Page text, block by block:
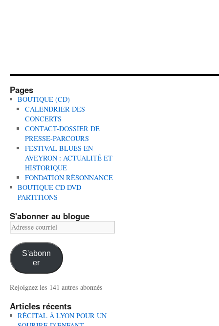
Pages
BOUTIQUE (CD)
CALENDRIER DES
CONCERTS
CONTACT-DOSSIER DE
PRESSE-PARCOURS
FESTIVAL BLUES EN
AVEYRON : ACTUALITÉ ET
HISTORIQUE
FONDATION RÉSONNANCE
BOUTIQUE CD DVD
PARTITIONS
S'abonner au blogue
Adresse
courriel
S'abonn
er
Rejoignez les 141 autres abonnés
Articles récents
RÉCITAL À LYON POUR UN